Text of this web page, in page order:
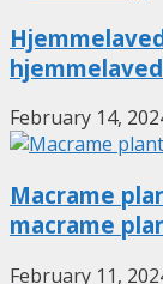
February 14,
Macrame
macrame
February 11,